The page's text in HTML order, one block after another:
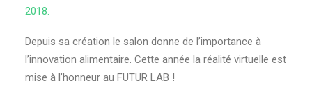
2018.
Depuis sa création le salon donne de l’importance à
l’innovation alimentaire. Cette année la réalité virtuelle est
mise à l’honneur au FUTUR LAB !